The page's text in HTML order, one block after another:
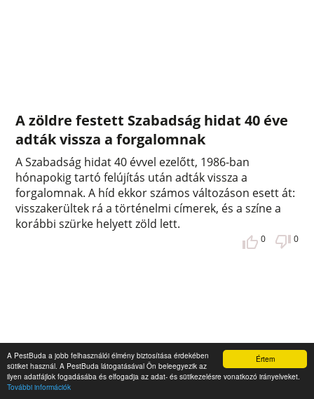
Értem
A PestBuda a jobb felhasználói élmény biztosítása érdekében
sütiket használ. A PestBuda látogatásával Ön beleegyezik az
ilyen adatfájlok fogadásába és elfogadja az adat- és sütikezelésre vonatkozó irányelveket.
További információk
A zöldre festett Szabadság hidat 40 éve
adták vissza a forgalomnak
A Szabadság hidat 40 évvel ezelőtt, 1986-ban
hónapokig tartó felújítás után adták vissza a
forgalomnak. A híd ekkor számos változáson esett át:
visszakerültek rá a történelmi címerek, és a színe a
korábbi szürke helyett zöld lett.
0 0